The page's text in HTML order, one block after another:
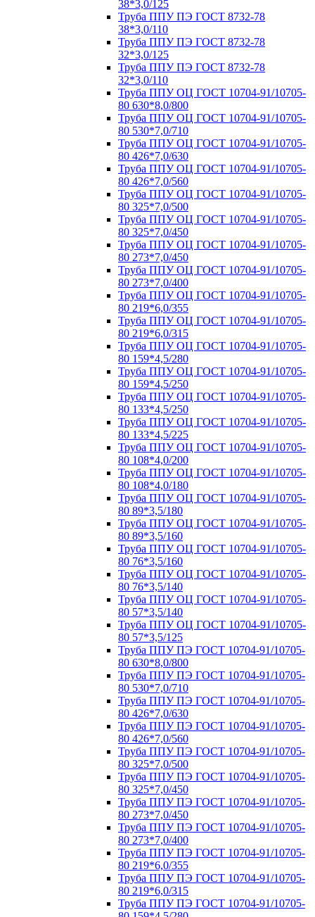
38*3,0/125
Труба ППУ ПЭ ГОСТ 8732-78
38*3,0/110
Труба ППУ ПЭ ГОСТ 8732-78
32*3,0/125
Труба ППУ ПЭ ГОСТ 8732-78
32*3,0/110
Труба ППУ ОЦ ГОСТ 10704-91/10705-
80 630*8,0/800
Труба ППУ ОЦ ГОСТ 10704-91/10705-
80 530*7,0/710
Труба ППУ ОЦ ГОСТ 10704-91/10705-
80 426*7,0/630
Труба ППУ ОЦ ГОСТ 10704-91/10705-
80 426*7,0/560
Труба ППУ ОЦ ГОСТ 10704-91/10705-
80 325*7,0/500
Труба ППУ ОЦ ГОСТ 10704-91/10705-
80 325*7,0/450
Труба ППУ ОЦ ГОСТ 10704-91/10705-
80 273*7,0/450
Труба ППУ ОЦ ГОСТ 10704-91/10705-
80 273*7,0/400
Труба ППУ ОЦ ГОСТ 10704-91/10705-
80 219*6,0/355
Труба ППУ ОЦ ГОСТ 10704-91/10705-
80 219*6,0/315
Труба ППУ ОЦ ГОСТ 10704-91/10705-
80 159*4,5/280
Труба ППУ ОЦ ГОСТ 10704-91/10705-
80 159*4,5/250
Труба ППУ ОЦ ГОСТ 10704-91/10705-
80 133*4,5/250
Труба ППУ ОЦ ГОСТ 10704-91/10705-
80 133*4,5/225
Труба ППУ ОЦ ГОСТ 10704-91/10705-
80 108*4,0/200
Труба ППУ ОЦ ГОСТ 10704-91/10705-
80 108*4,0/180
Труба ППУ ОЦ ГОСТ 10704-91/10705-
80 89*3,5/180
Труба ППУ ОЦ ГОСТ 10704-91/10705-
80 89*3,5/160
Труба ППУ ОЦ ГОСТ 10704-91/10705-
80 76*3,5/160
Труба ППУ ОЦ ГОСТ 10704-91/10705-
80 76*3,5/140
Труба ППУ ОЦ ГОСТ 10704-91/10705-
80 57*3,5/140
Труба ППУ ОЦ ГОСТ 10704-91/10705-
80 57*3,5/125
Труба ППУ ПЭ ГОСТ 10704-91/10705-
80 630*8,0/800
Труба ППУ ПЭ ГОСТ 10704-91/10705-
80 530*7,0/710
Труба ППУ ПЭ ГОСТ 10704-91/10705-
80 426*7,0/630
Труба ППУ ПЭ ГОСТ 10704-91/10705-
80 426*7,0/560
Труба ППУ ПЭ ГОСТ 10704-91/10705-
80 325*7,0/500
Труба ППУ ПЭ ГОСТ 10704-91/10705-
80 325*7,0/450
Труба ППУ ПЭ ГОСТ 10704-91/10705-
80 273*7,0/450
Труба ППУ ПЭ ГОСТ 10704-91/10705-
80 273*7,0/400
Труба ППУ ПЭ ГОСТ 10704-91/10705-
80 219*6,0/355
Труба ППУ ПЭ ГОСТ 10704-91/10705-
80 219*6,0/315
Труба ППУ ПЭ ГОСТ 10704-91/10705-